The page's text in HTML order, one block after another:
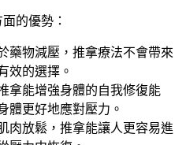
的優勢：
藥物減壓，推拿療法不會帶來
效的選擇。
拿能增強身體的自我修復能
體更好地應對壓力。
肉放鬆，推拿能讓人更容易進